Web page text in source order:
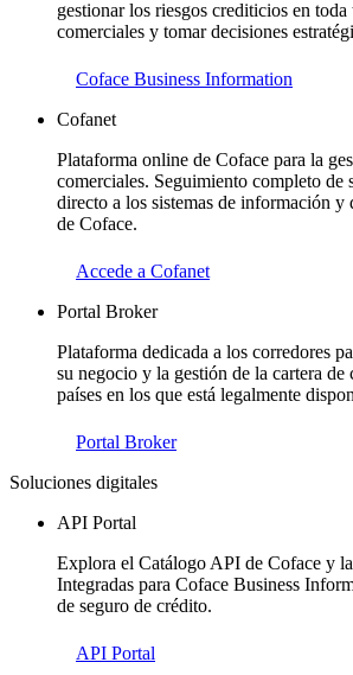
gestionar los riesgos crediticios en toda
comerciales y tomar decisiones
Coface Business Information
Cofanet
Plataforma online de Coface para la
comerciales. Seguimiento completo de
directo a los sistemas de información y
de Coface.
Accede a Cofanet
Portal Broker
Plataforma dedicada a los corredores
su negocio y la gestión de la cartera de
países en los que está legalmente
Portal Broker
Soluciones digitales
API Portal
Explora el Catálogo API de Coface y
Integradas para Coface Business
de seguro de crédito.
API Portal